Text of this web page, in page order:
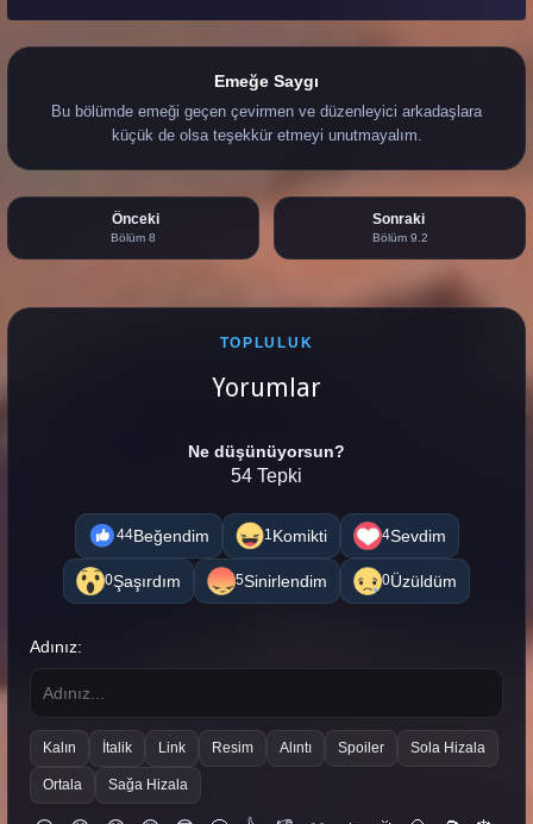
Emeğe Saygı
Bu bölümde emeği geçen çevirmen ve düzenleyici arkadaşlara
küçük de olsa teşekkür etmeyi unutmayalım.
Önceki
Bölüm 8
Sonraki
Bölüm 9.2
TOPLULUK
Yorumlar
Ne düşünüyorsun?
54 Tepki
44Beğendim 1Komikti 4Sevdim
0Şaşırdım 5Sinirlendim 0Üzüldüm
Adınız:
Kalın İtalik Link Resim Alıntı Spoiler Sola Hizala
Ortala Sağa Hizala